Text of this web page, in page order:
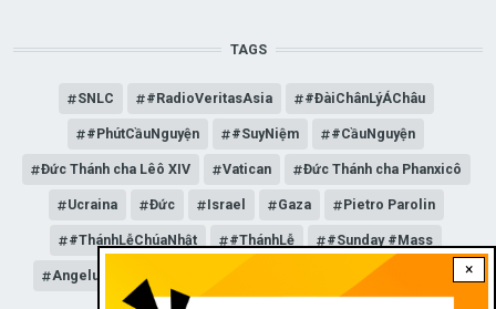
×
TAGS
SNLC #RadioVeritasAsia #ĐàiChânLýÁChâu
#PhútCầuNguyện #SuyNiệm #CầuNguyện
Đức Thánh cha Lêô XIV Vatican Đức Thánh cha Phanxicô
Ucraina Đức Israel Gaza Pietro Parolin
#ThánhLễChúaNhật #ThánhLễ #Sunday #Mass
Angelus Đức Giáo hoàng Lêô XIV General Audience